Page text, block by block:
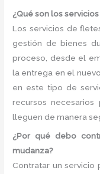
¿Qué son los
Los servicios de
gestión de bienes
proceso, desde el
la entrega en el
en este tipo de
recursos necesarios
lleguen de manera
¿Por qué debo
mudanza?
Contratar un